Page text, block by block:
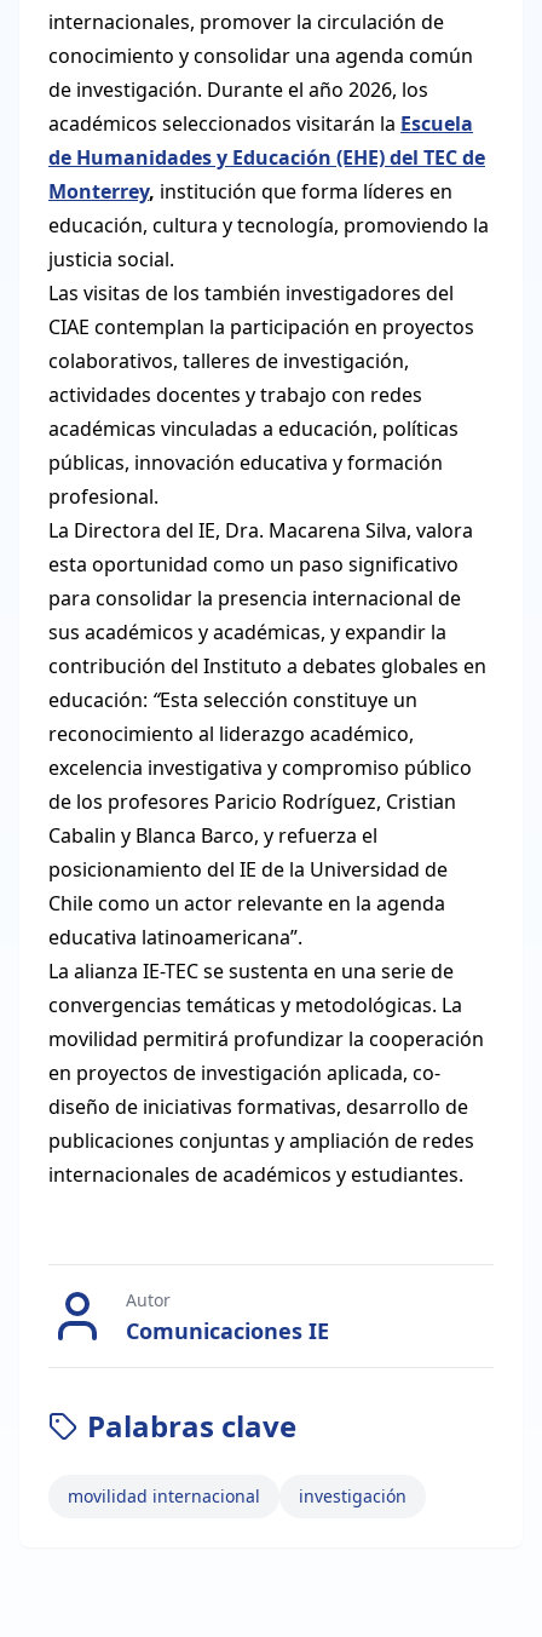
internacionales, promover la circulación de
conocimiento y consolidar una agenda común
de investigación. Durante el año 2026, los
académicos seleccionados visitarán la Escuela
de Humanidades y Educación (EHE) del TEC de
Monterrey, institución que forma líderes en
educación, cultura y tecnología, promoviendo la
justicia social.
Las visitas de los también investigadores del
CIAE contemplan la participación en proyectos
colaborativos, talleres de investigación,
actividades docentes y trabajo con redes
académicas vinculadas a educación, políticas
públicas, innovación educativa y formación
profesional.
La Directora del IE, Dra. Macarena Silva, valora
esta oportunidad como un paso significativo
para consolidar la presencia internacional de
sus académicos y académicas, y expandir la
contribución del Instituto a debates globales en
educación: “Esta selección constituye un
reconocimiento al liderazgo académico,
excelencia investigativa y compromiso público
de los profesores Paricio Rodríguez, Cristian
Cabalin y Blanca Barco, y refuerza el
posicionamiento del IE de la Universidad de
Chile como un actor relevante en la agenda
educativa latinoamericana”.
La alianza IE-TEC se sustenta en una serie de
convergencias temáticas y metodológicas. La
movilidad permitirá profundizar la cooperación
en proyectos de investigación aplicada, co-
diseño de iniciativas formativas, desarrollo de
publicaciones conjuntas y ampliación de redes
internacionales de académicos y estudiantes.
Autor
Comunicaciones IE
Palabras clave
movilidad internacional investigación